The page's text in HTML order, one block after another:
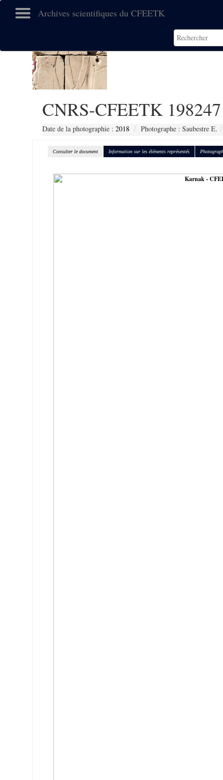
Archives scientifiques du CFEETK
CNRS-CFEETK 198247
Date de la photographie : 2018 Photographe : Saubestre E.
Consulter le document Information sur les éléments représentés